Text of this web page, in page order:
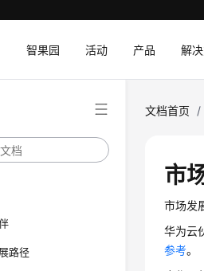
智果园 活动 产品 解
路径
文档首页 /
市
市场发
华为云
参考。